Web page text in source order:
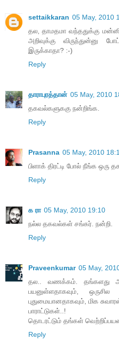
settaikkaran 05 May, 2010
தல, தாமதமா வந்ததுக்கு
அறிவுக்கு விருந்துன்னு
இருக்காதா? :-)
Reply
தாராபுரத்தான் 05 May, 2010
தகவல்களுககு நன்றிங்க.
Reply
Prasanna 05 May, 2010
பிளாக் திரட்டி போல் நீங்க ஒரு
Reply
க ரா 05 May, 2010 19:10
நல்ல தகவல்கள் சங்கர். நன்றி.
Reply
Praveenkumar 05 May,
தல.. வணக்கம். தங்களது
பயனுள்ளதாகவும்,
புதுமையானதாகவும், மிக
பாராட்டுகள்..!
தொடரட்டும் தங்கள்
Reply